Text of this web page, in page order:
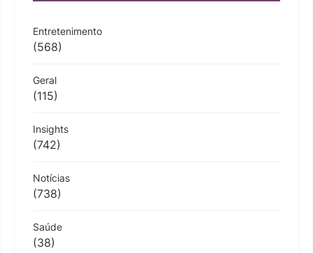
Entretenimento
(568)
Geral
(115)
Insights
(742)
Notícias
(738)
Saúde
(38)